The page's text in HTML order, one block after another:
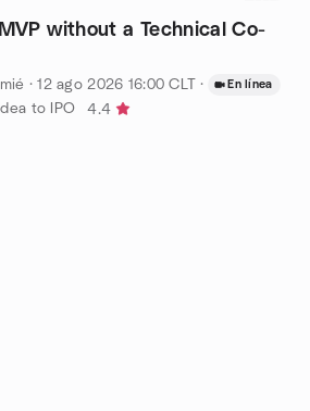
without a Technical Co-
·12 ago 2026 16:00 CLT · En línea
to IPO
4.4